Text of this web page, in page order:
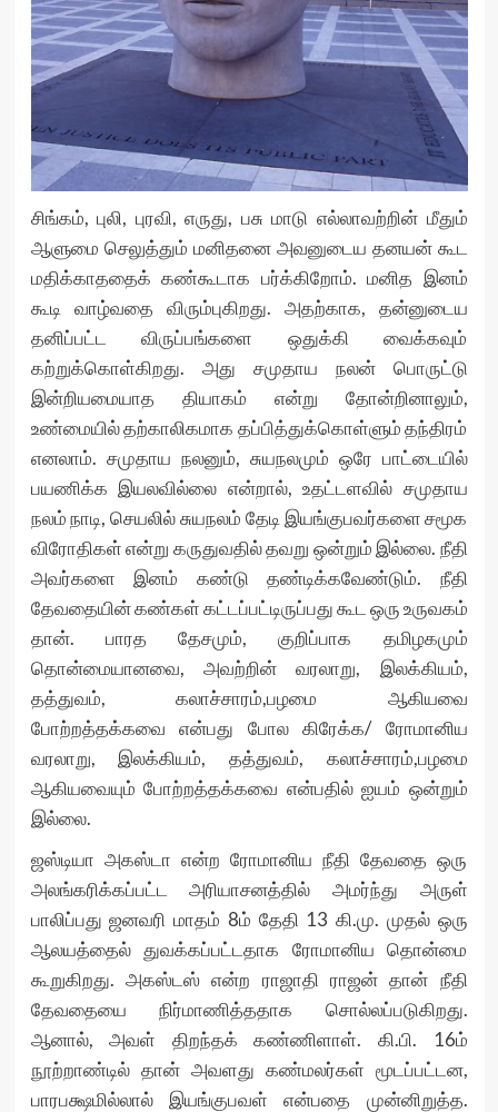
சிங்கம், புலி, புரவி, எருது, பசு மாடு எல்லாவற்றின் மீதும்
ஆளுமை செலுத்தும் மனிதனை அவனுடைய தனயன் கூட
மதிக்காததைக் கண்கூடாக பர்க்கிறோம். மனித இனம்
கூடி வாழ்வதை விரும்புகிறது. அதற்காக, தன்னுடைய
தனிப்பட்ட விருப்பங்களை ஒதுக்கி வைக்கவும்
கற்றுக்கொள்கிறது. அது சமுதாய நலன் பொருட்டு
இன்றியமையாத தியாகம் என்று தோன்றினாலும்,
உண்மையில் தற்காலிகமாக தப்பித்துக்கொள்ளும் தந்திரம்
எனலாம். சமுதாய நலனும், சுயநலமும் ஒரே பாட்டையில்
பயணிக்க இயலவில்லை என்றால், உதட்டளவில் சமுதாய
நலம் நாடி, செயலில் சுயநலம் தேடி இயங்குபவர்களை சமூக
விரோதிகள் என்று கருதுவதில் தவறு ஒன்றும் இல்லை. நீதி
அவர்களை இனம் கண்டு தண்டிக்கவேண்டும். நீதி
தேவதையின் கண்கள் கட்டப்பட்டிருப்பது கூட ஒரு உருவகம்
தான். பாரத தேசமும், குறிப்பாக தமிழகமும்
தொன்மையானவை, அவற்றின் வரலாறு, இலக்கியம்,
தத்துவம், கலாச்சாரம்,பழமை ஆகியவை
போற்றத்தக்கவை என்பது போல கிரேக்க/ ரோமானிய
வரலாறு, இலக்கியம், தத்துவம், கலாச்சாரம்,பழமை
ஆகியவையும் போற்றத்தக்கவை என்பதில் ஐயம் ஒன்றும்
இல்லை.
ஜஸ்டியா அகஸ்டா என்ற ரோமானிய நீதி தேவதை ஒரு
அலங்கரிக்கப்பட்ட அரியாசனத்தில் அமர்ந்து அருள்
பாலிப்பது ஜனவரி மாதம் 8ம் தேதி 13 கி.மு. முதல் ஒரு
ஆலயத்தைல் துவக்கப்பட்டதாக ரோமானிய தொன்மை
கூறுகிறது. அகஸ்டஸ் என்ற ராஜாதி ராஜன் தான் நீதி
தேவதையை நிர்மாணித்ததாக சொல்லப்படுகிறது.
ஆனால், அவள் திறந்தக் கண்ணிளாள். கி.பி. 16ம்
நூற்றாண்டில் தான் அவளது கண்மலர்கள் மூடப்பட்டன,
பாரபக்ஷமில்லால் இயங்குபவள் என்பதை முன்னிறுத்த.